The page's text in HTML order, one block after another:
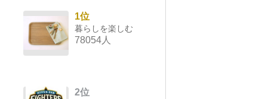
1位
暮らしを楽しむ
78054人
2位